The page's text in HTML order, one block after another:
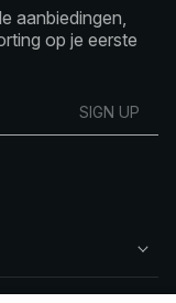
aanbiedingen,
op je eerste
SIGN UP